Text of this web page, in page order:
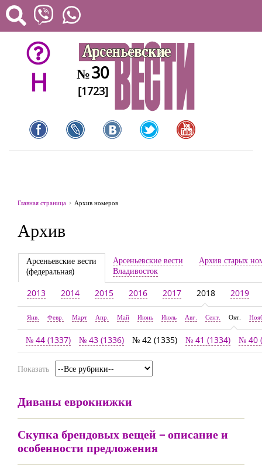
H №30
[1723]
Главная страница Архив номеров
Архив
Арсеньевские вести
(федеральная)
Арсеньевские вести
Владивосток
Архив старых
2013 2014 2015 2016 2017 2018 2019
Янв. Февр. Март Апр. Май Июнь Июль Авг. Сент. Окт.
№ 44 (1337) № 43 (1336) № 42 (1335) № 41 (1334) № 40
Показать
Диваны еврокнижки
Скупка брендовых вещей – описание и
особенности предложения